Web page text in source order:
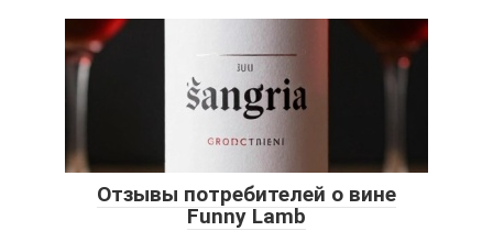
Отзывы потребителей о вине
Funny Lamb